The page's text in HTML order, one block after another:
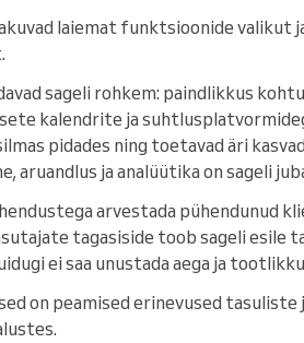
laiemat funktsioonide valikut
sageli rohkem: paindlikkus
kalendrite ja
pidades ning toetavad äri
aruandlus ja analüütika on sageli
arvestada pühendunud
tagasiside toob sageli esile
ei saa unustada aega ja
on peamised erinevused